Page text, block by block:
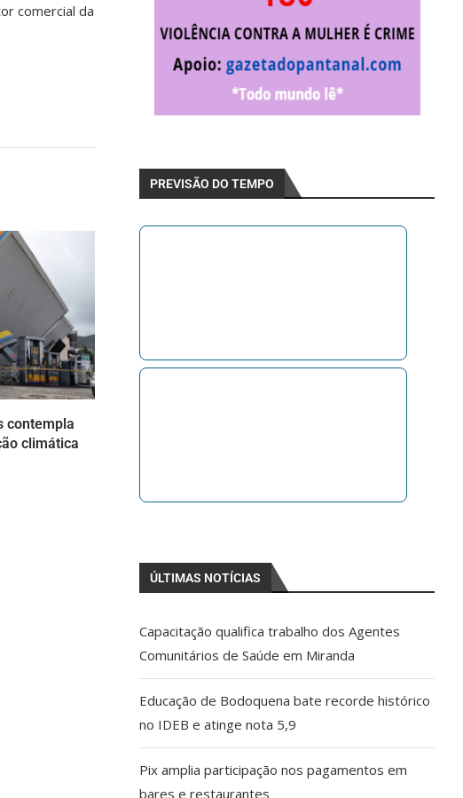
comercial da
contempla
climática
PREVISÃO DO TEMPO
ÚLTIMAS NOTÍCIAS
Capacitação qualifica trabalho dos Agentes
Comunitários de Saúde em Miranda
Educação de Bodoquena bate recorde histórico
no IDEB e atinge nota 5,9
Pix amplia participação nos pagamentos em
bares e restaurantes